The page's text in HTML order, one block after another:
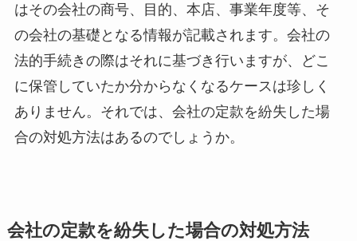
はその会社の商号、目的、本店、事業年度等、そ
の会社の基礎となる情報が記載されます。会社の
法的手続きの際はそれに基づき行いますが、どこ
に保管していたか分からなくなるケースは珍しく
ありません。それでは、会社の定款を紛失した場
合の対処方法はあるのでしょうか。
会社の定款を紛失した場合の対処方法